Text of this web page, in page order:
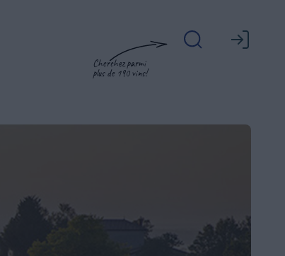
Cherchez parmi
plus de 190 vins!